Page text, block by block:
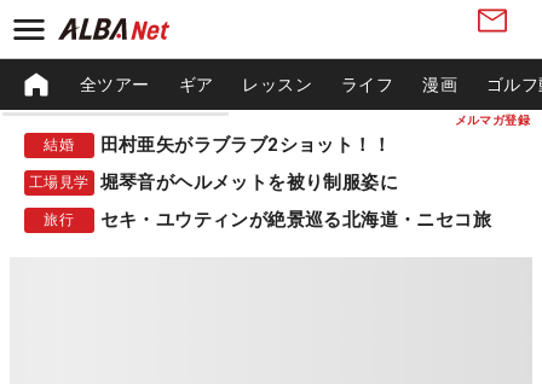
メルマガ登録
全ツアー ギア レッスン ライフ 漫画 ゴル
結婚 田村亜矢がラブラブ2ショット！！
工場見学 堀琴音がヘルメットを被り制服姿に
旅行 セキ・ユウティンが絶景巡る北海道・ニセコ旅